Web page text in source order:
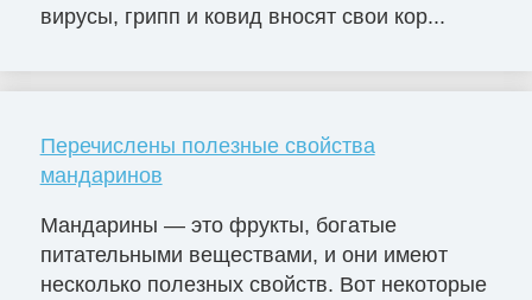
вирусы, грипп и ковид вносят свои кор...
Перечислены полезные свойства
мандаринов
Мандарины — это фрукты, богатые
питательными веществами, и они имеют
несколько полезных свойств. Вот некоторые